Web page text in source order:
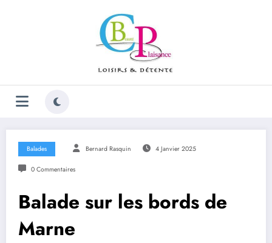
Balades Bernard Rasquin 4 Janvier 2025
0 Commentaires
Balade sur les bords de
Marne